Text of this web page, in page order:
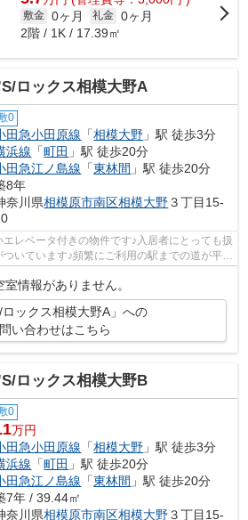
敷金 0ヶ月 礼金 0ヶ月
2階 / 1K / 17.39㎡
ロックス相模大野A
0
田急小田原線 「相模大野 」駅 徒歩3分
浜線 「町田 」駅 徒歩20分
田急江ノ島線 「東林間 」駅 徒歩20分
8年
奈川県相模原市南区相模大野３丁目15-
レベータ付きの物件です♪入居者にとっても扱
いています♪頻繁にご利用の駅までの道が平坦
違いま...
室情報がありません。
ロックス相模大野A」への
い合わせはこちら
ロックス相模大野B
0
万円
田急小田原線 「相模大野 」駅 徒歩3分
浜線 「町田 」駅 徒歩20分
田急江ノ島線 「東林間 」駅 徒歩20分
7年 / 39.44㎡
奈川県相模原市南区相模大野３丁目15-